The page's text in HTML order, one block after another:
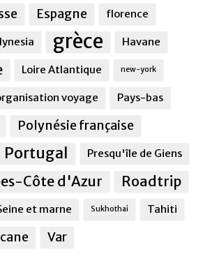
Espagne florence
grèce Havane
Loire Atlantique new-york
voyage Pays-bas
Polynésie française
Portugal Presqu'île de Giens
Côte d'Azur Roadtrip
et marne Sukhothai Tahiti
Var